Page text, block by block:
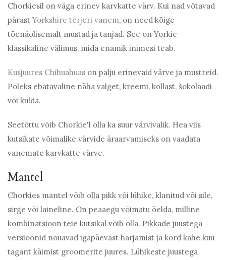
Chorkiesil on väga erinev karvkatte värv. Kui nad võtavad
pärastYorkshire terjeri vanem, on need kõige
tõenäolisemalt mustad ja tanjad. See on Yorkie
klassikaline välimus, mida enamik inimesi teab.
Kusjuures Chihuahuas on palju erinevaid värve ja mustreid.
Poleks ebatavaline näha valget, kreemi, kollast, šokolaadi
või kulda.
Seetõttu võib Chorkie'l olla ka suur värvivalik. Hea viis
kutsikate võimalike värvide äraarvamiseks on vaadata
vanemate karvkatte värve.
Mantel
Chorkies mantel võib olla pikk või lühike, klanitud või sile,
sirge või laineline. On peaaegu võimatu öelda, milline
kombinatsioon teie kutsikal võib olla. Pikkade juustega
versioonid nõuavad igapäevast harjamist ja kord kahe kuu
tagant käimist groomerite juures. Lühikeste juustega